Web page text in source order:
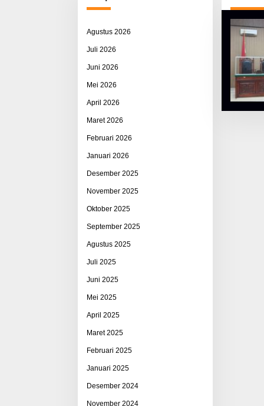
Agustus 2026
Juli 2026
Juni 2026
Mei 2026
April 2026
Maret 2026
Februari 2026
Januari 2026
Desember 2025
November 2025
Oktober 2025
September 2025
Agustus 2025
Juli 2025
Juni 2025
Mei 2025
April 2025
Maret 2025
Februari 2025
Januari 2025
Desember 2024
November 2024